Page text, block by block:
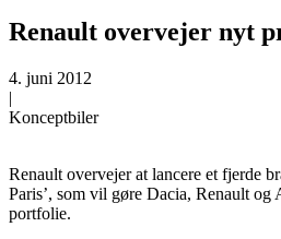
Renault overvejer nyt
4. juni 2012
|
Konceptbiler
Renault overvejer at lancere et fjerde
Paris’, som vil gøre Dacia, Renault og
portfolie.